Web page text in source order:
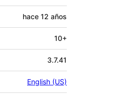
hace 12 años
10+
3.7.41
English (US)